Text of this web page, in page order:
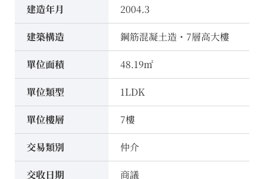
建造年月 2004.3
建築構造 鋼筋混凝土造・7層高大樓
單位面積 48.19㎡
單位類型 1LDK
單位樓層 7樓
交易類別 仲介
交收日期 商議